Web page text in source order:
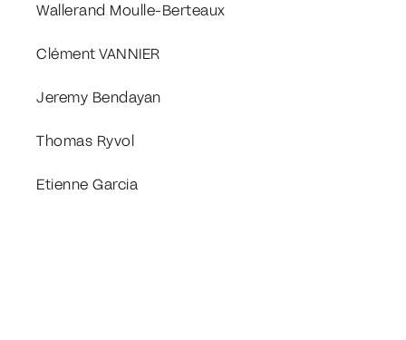
Wallerand Moulle-Berteaux
Clément VANNIER
Jeremy Bendayan
Thomas Ryvol
Etienne Garcia